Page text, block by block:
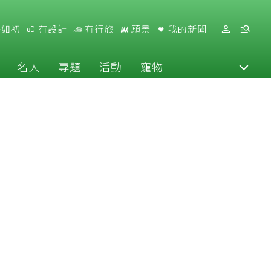
初 有設計 有行旅 願景 我的新聞
名人 專題 活動 寵物